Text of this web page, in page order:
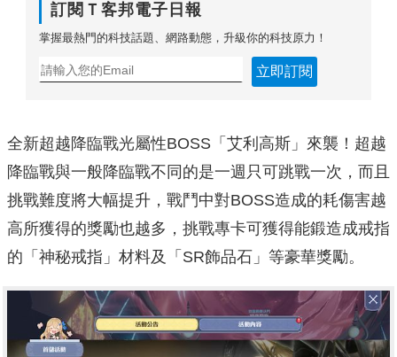
訂閱Ｔ客邦電子日報
掌握最熱門的科技話題、網路動態，升級你的科技原力！
立即訂閱
全新超越降臨戰光屬性BOSS「艾利高斯」來襲！超越
降臨戰與一般降臨戰不同的是一週只可跳戰一次，而且
挑戰難度將大幅提升，戰鬥中對BOSS造成的耗傷害越
高所獲得的獎勵也越多，挑戰專卡可獲得能鍛造成戒指
的「神秘戒指」材料及「SR飾品石」等豪華獎勵。